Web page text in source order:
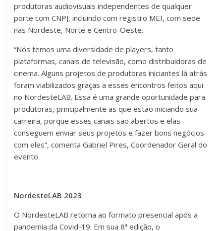
produtoras audiovisuais independentes de qualquer
porte com CNPJ, incluindo com registro MEI, com sede
nas Nordeste, Norte e Centro-Oeste.
“Nós temos uma diversidade de players, tanto
plataformas, canais de televisão, como distribuidoras de
cinema. Alguns projetos de produtoras iniciantes lá atrás
foram viabilizados graças a esses encontros feitos aqui
no NordesteLAB. Essa é uma grande oportunidade para
produtoras, principalmente as que estão iniciando sua
carreira, porque esses canais são abertos e elas
conseguem enviar seus projetos e fazer bons negócios
com eles”, comenta Gabriel Pires, Coordenador Geral do
evento.
NordesteLAB 2023
O NordesteLAB retorna ao formato presencial após a
pandemia da Covid-19. Em sua 8ª edição, o